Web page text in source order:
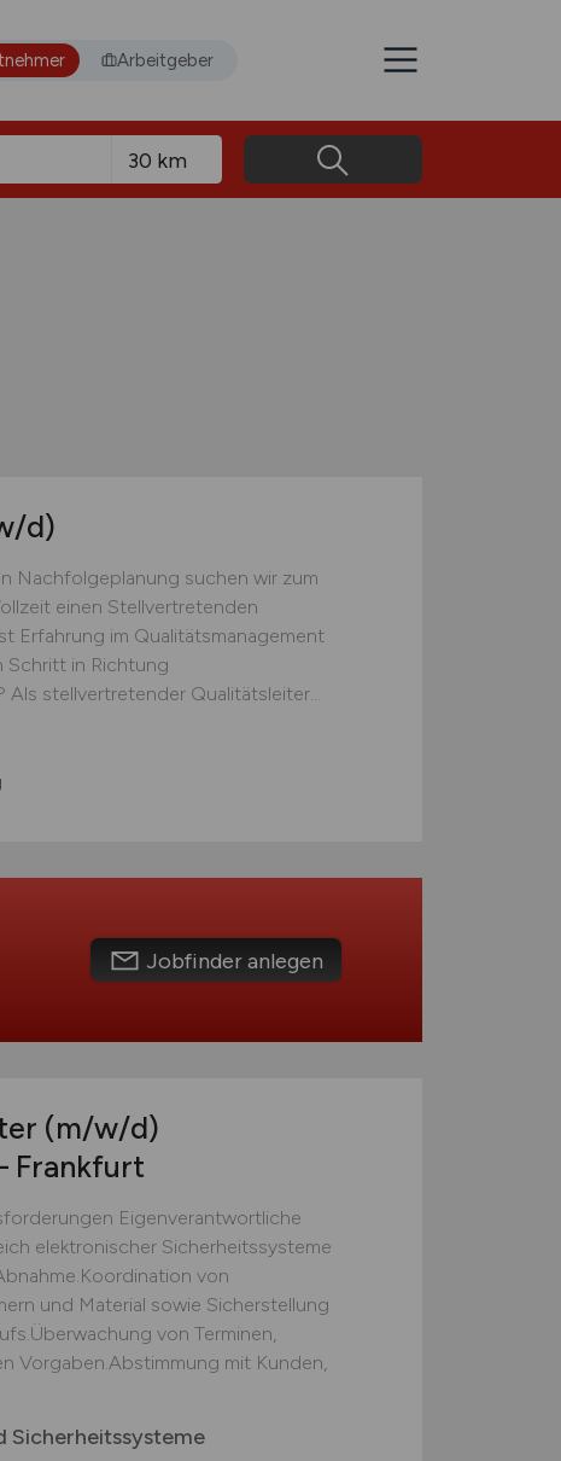
Arbeitgeber
d)
Nachfolgeplanung suchen wir zum
einen Stellvertretenden
Erfahrung im Qualitätsmanagement
in Richtung
stellvertretender Qualitätsleiter...
Jobfinder anlegen
(m/w/d)
Frankfurt
Eigenverantwortliche
elektronischer Sicherheitssysteme
von
und Material sowie Sicherstellung
von Terminen,
Vorgaben.Abstimmung mit Kunden,
Sicherheitssysteme